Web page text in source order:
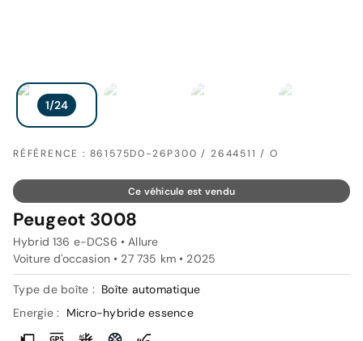
RÉFÉRENCE : 861575D0-26P300 / 2644511 / O
Ce véhicule est vendu
Peugeot 3008
Hybrid 136 e-DCS6 • Allure
Voiture d'occasion • 27 735 km • 2025
Type de boîte : Boîte automatique
Energie :
Micro-hybride essence